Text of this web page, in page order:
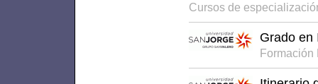
Cursos de
Grado en